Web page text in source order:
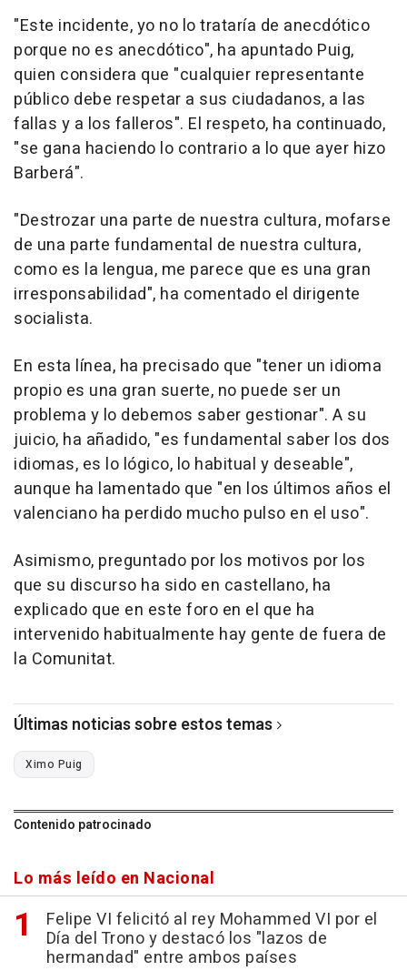
"Este incidente, yo no lo trataría de anecdótico
porque no es anecdótico", ha apuntado Puig,
quien considera que "cualquier representante
público debe respetar a sus ciudadanos, a las
fallas y a los falleros". El respeto, ha continuado,
"se gana haciendo lo contrario a lo que ayer hizo
Barberá".
"Destrozar una parte de nuestra cultura, mofarse
de una parte fundamental de nuestra cultura,
como es la lengua, me parece que es una gran
irresponsabilidad", ha comentado el dirigente
socialista.
En esta línea, ha precisado que "tener un idioma
propio es una gran suerte, no puede ser un
problema y lo debemos saber gestionar". A su
juicio, ha añadido, "es fundamental saber los dos
idiomas, es lo lógico, lo habitual y deseable",
aunque ha lamentado que "en los últimos años el
valenciano ha perdido mucho pulso en el uso".
Asimismo, preguntado por los motivos por los
que su discurso ha sido en castellano, ha
explicado que en este foro en el que ha
intervenido habitualmente hay gente de fuera de
la Comunitat.
Últimas noticias sobre estos temas
Ximo Puig
Contenido patrocinado
Lo más leído en Nacional
Felipe VI felicitó al rey Mohammed VI por el
Día del Trono y destacó los "lazos de
hermandad" entre ambos países